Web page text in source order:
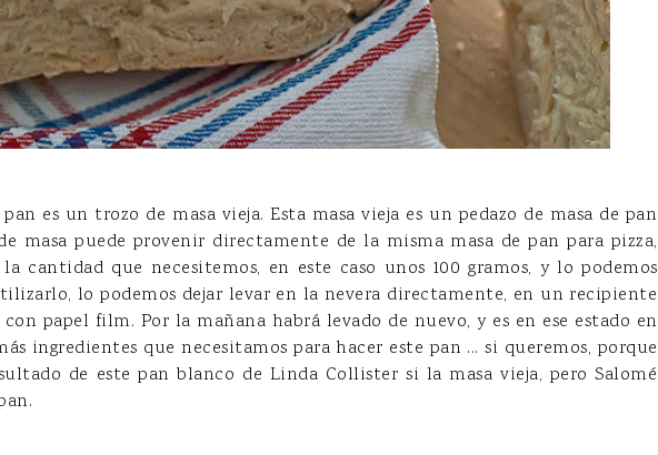
es un trozo de masa vieja. Esta masa vieja es un pedazo de masa de pan
masa puede provenir directamente de la misma masa de pan para pizza,
cantidad que necesitemos, en este caso unos 100 gramos, y lo podemos
lo podemos dejar levar en la nevera directamente, en un recipiente
papel film. Por la mañana habrá levado de nuevo, y es en ese estado en
ingredientes que necesitamos para hacer este pan ... si queremos, porque
de este pan blanco de Linda Collister si la masa vieja, pero Salomé